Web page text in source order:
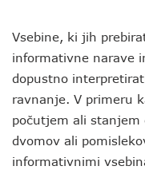
Vsebine, ki jih
informativne narave
dopustno
ravnanje. V primeru
počutjem ali stanjem
dvomov ali
informativnimi